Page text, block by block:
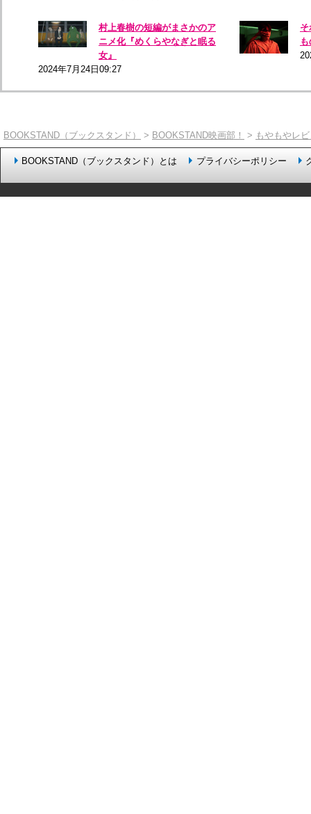
村上春樹の短編がまさかのア
ニメ化『めくらやなぎと眠る
女』
2024年7月24日09:27
BOOKSTAND（ブックスタンド） > BOOKSTAND映画部！ > もやもやレ
BOOKSTAND（ブックスタンド）とは プライバシーポリシー